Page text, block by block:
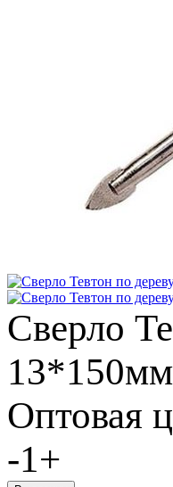
Сверло
13*150мм
Оптовая
-1+